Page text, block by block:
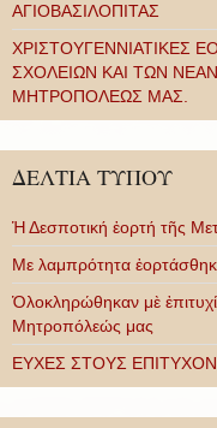
ΑΓΙΟΒΑΣΙΛΟΠΙΤΑΣ
ΧΡΙΣΤΟΥΓΕΝΝΙΑΤΙΚΕΣ
ΣΧΟΛΕΙΩΝ ΚΑΙ ΤΩΝ
ΜΗΤΡΟΠΟΛΕΩΣ ΜΑΣ.
ΔΕΛΤΙΑ ΤΥΠΟΥ
Ἡ Δεσποτική ἑορτή τῆς
Με λαμπρότητα
Ὁλοκληρώθηκαν μὲ
Μητροπόλεώς μας
ΕΥΧΕΣ ΣΤΟΥΣ